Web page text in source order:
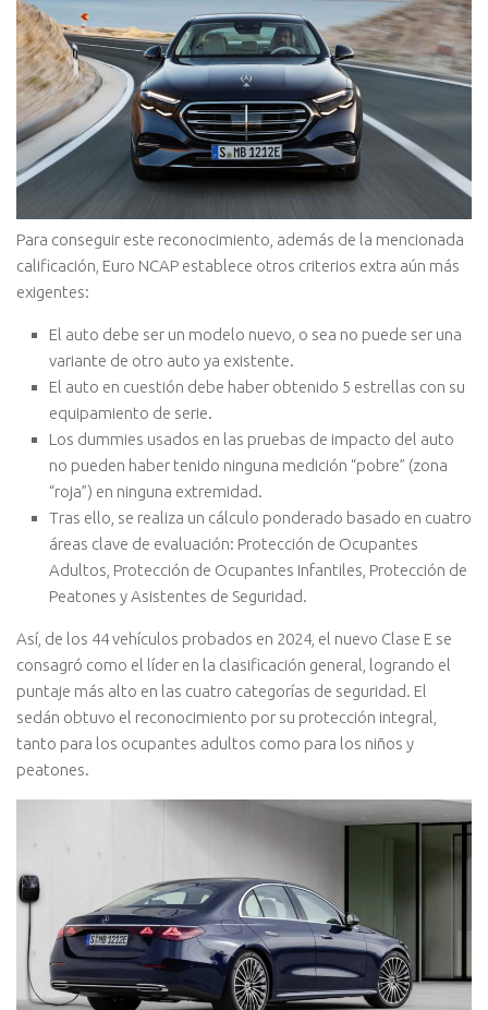
Para conseguir este reconocimiento, además de la mencionada
calificación, Euro NCAP establece otros criterios extra aún más
exigentes:
El auto debe ser un modelo nuevo, o sea no puede ser una
variante de otro auto ya existente.
El auto en cuestión debe haber obtenido 5 estrellas con su
equipamiento de serie.
Los dummies usados en las pruebas de impacto del auto
no pueden haber tenido ninguna medición “pobre” (zona
“roja”) en ninguna extremidad.
Tras ello, se realiza un cálculo ponderado basado en cuatro
áreas clave de evaluación: Protección de Ocupantes
Adultos, Protección de Ocupantes Infantiles, Protección de
Peatones y Asistentes de Seguridad.
Así, de los 44 vehículos probados en 2024, el nuevo Clase E se
consagró como el líder en la clasificación general, logrando el
puntaje más alto en las cuatro categorías de seguridad. El
sedán obtuvo el reconocimiento por su protección integral,
tanto para los ocupantes adultos como para los niños y
peatones.